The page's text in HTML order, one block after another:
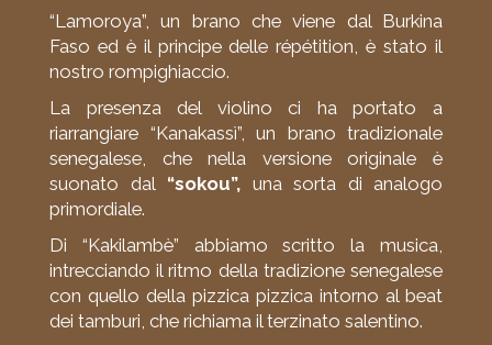
“Lamoroya”, un brano che viene dal Burkina
Faso ed è il principe delle répétition, è stato il
nostro rompighiaccio.
La presenza del violino ci ha portato a
riarrangiare “Kanakassì”, un brano tradizionale
senegalese, che nella versione originale è
suonato dal “sokou”, una sorta di analogo
primordiale.
Di “Kakilambè” abbiamo scritto la musica,
intrecciando il ritmo della tradizione senegalese
con quello della pizzica pizzica intorno al beat
dei tamburi, che richiama il terzinato salentino.